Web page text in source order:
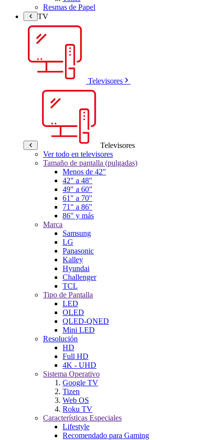
Resmas de Papel
TV
Televisores
Televisores
Ver todo en televisores
Tamaño de pantalla (pulgadas)
Menos de 42"
42" a 48"
49" a 60"
61" a 70"
71" a 86"
86" y más
Marca
Samsung
LG
Panasonic
Kalley
Hyundai
Challenger
TCL
Tipo de Pantalla
LED
OLED
QLED-QNED
Mini LED
Resolución
HD
Full HD
4K - UHD
Sistema Operativo
Google TV
Tizen
Web OS
Roku TV
Características Especiales
Lifestyle
Recomendado para Gaming